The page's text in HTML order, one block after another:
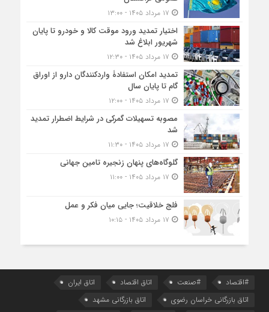
اختیار تمدید ورود موقت کالا و خودرو تا پایان
شهریور ابلاغ شد
تمدید امکان استفادۀ واردکنندگان دارو از اوراق
گام تا پایان سال
مصوبه تسهیلات گمرکی در شرایط اضطرار تمدید
شد
گلوگاه‌های پنهان زنجیره تامین جهانی
فلج خلاقیت؛ جایی میان فکر و عمل
#اقتصاد #صنعت اتاق اقتصاد
اتاق ایران
اتاق بازرگانی خراسان رضوی
اتاق بازرگانی مشهد